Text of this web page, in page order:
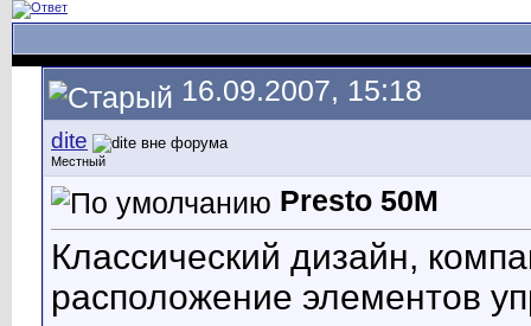
16.09.2007, 15:18
dite
Местный
Presto 50M
Классический дизайн,
расположение элементов